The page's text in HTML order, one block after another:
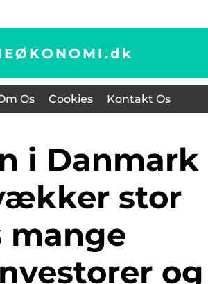
dk
Os Cookies Kontakt Os
stor
mange
og